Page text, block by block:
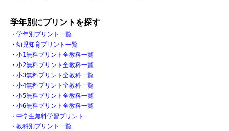
学年別にプリントを探す
・ 学年別プリント一覧
・ 幼児知育プリント一覧
・ 小1無料プリント全教科一覧
・ 小2無料プリント全教科一覧
・ 小3無料プリント全教科一覧
・ 小4無料プリント全教科一覧
・ 小5無料プリント全教科一覧
・ 小6無料プリント全教科一覧
・ 中学生無料学習プリント
・ 教科別プリント一覧